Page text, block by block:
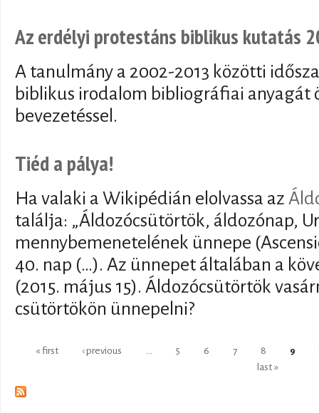
Az erdélyi protestáns biblikus kutatás
A tanulmány a 2002-2013 közötti
biblikus irodalom bibliográfiai anyagát
bevezetéssel.
Tiéd a pálya!
Ha valaki a Wikipédián elolvassa az
találja: „Áldozócsütörtök, áldozónap,
mennybemenetelének ünnepe
40. nap (…). Az ünnepet általában a
(2015. május 15). Áldozócsütörtök
csütörtökön ünnepelni?
Pages
« first ‹ previous 5 6 7 8
9
last »